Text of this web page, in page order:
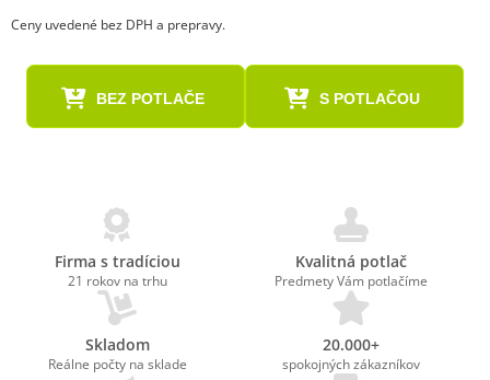
Ceny uvedené bez DPH a prepravy.
BEZ POTLAČE S POTLAČOU
Firma s tradíciou
21 rokov na trhu
Kvalitná potlač
Predmety Vám potlačíme
Skladom
Reálne počty na sklade
20.000+
spokojných zákazníkov